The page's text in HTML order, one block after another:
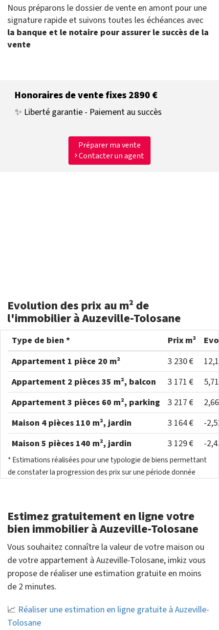
Nous préparons le dossier de vente en amont pour une
signature rapide et suivons toutes les échéances avec
la banque et le notaire pour assurer le succès de la
vente
Honoraires de vente fixes 2890 €
✨ Liberté garantie - Paiement au succès
Préparer ma vente
Contacter un agent
Evolution des prix au m² de
l'immobilier à Auzeville-Tolosane
Type de bien * Prix m²
Appartement 1 pièce 20 m²
3 230 €
Appartement 2 pièces 35 m², balcon
3 171 €
Appartement 3 pièces 60 m², parking
3 217 €
Maison 4 pièces 110 m², jardin
3 164 €
-
Maison 5 pièces 140 m², jardin
3 129 € -
* Estimations réalisées pour une typologie de biens permettant
de constater la progression des prix sur une période donnée
Estimez gratuitement en ligne votre
bien immobilier à Auzeville-Tolosane
Vous souhaitez connaître la valeur de votre maison ou
de votre appartement à Auzeville-Tolosane, imkiz vous
propose de réaliser une estimation gratuite en moins
de 2 minutes.
📈 Réaliser une estimation en ligne gratuite à Auzeville-
Tolosane